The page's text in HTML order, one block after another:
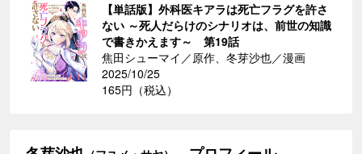
【単話版】外科医キアラは死亡フラグを許さ
ない ～死人だらけのシナリオは、前世の知識
で書きかえます～ 第19話
焦田シューマイ／原作、冬芽沙也／漫画
2025/10/25
165円（税込）